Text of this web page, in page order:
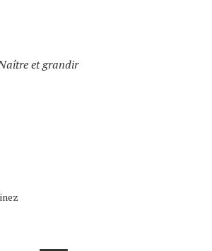
et grandir